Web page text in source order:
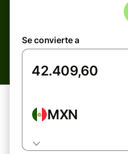
Se convierte a
MXN